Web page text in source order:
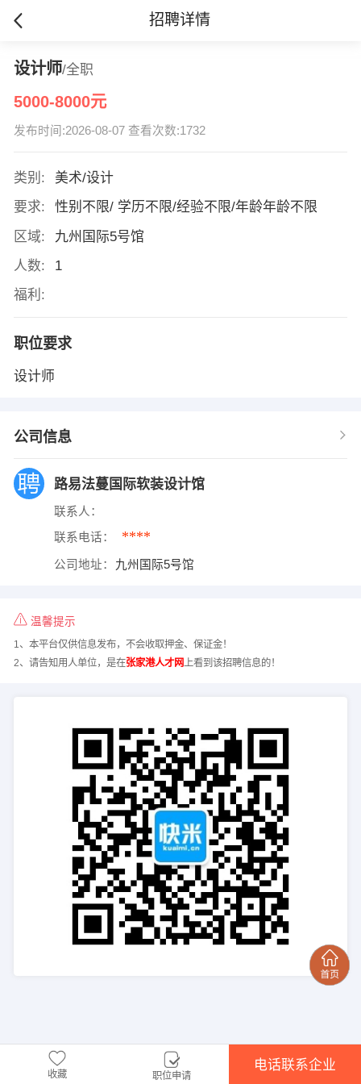
招聘详情
设计师/全职
5000-8000元
发布时间:2026-08-07 查看次数:1732
类别:
美术/设计
要求:
性别不限/ 学历不限/经验不限/年龄年龄不限
区域:
九州国际5号馆
人数:
1
福利:
职位要求
设计师
公司信息
路易法蔓国际软装设计馆
联系人：
联系电话： ****
公司地址： 九州国际5号馆
温馨提示
1、本平台仅供信息发布，不会收取押金、保证金！
2、请告知用人单位，是在张家港人才网上看到该招聘信息的！
收藏 职位申请
电话联系企业